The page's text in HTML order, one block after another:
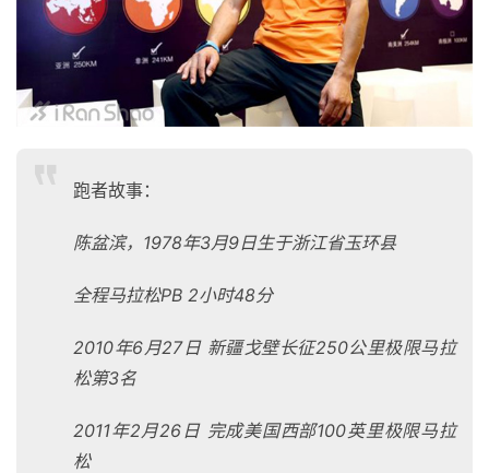
跑者故事：
陈盆滨，1978年3月9日生于浙江省玉环县
全程马拉松PB 2小时48分
2010年6月27日 新疆戈壁长征250公里极限马拉
松第3名
2011年2月26日 完成美国西部100英里极限马拉
松